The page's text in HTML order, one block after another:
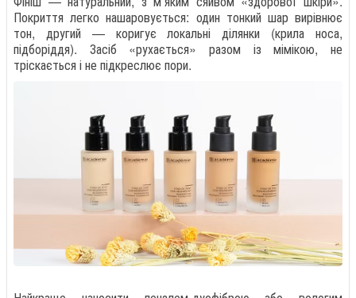
Покриття легко нашаровується: один тонкий шар вирівнює
тон, другий — коригує локальні ділянки (крила носа,
підборіддя). Засіб «рухається» разом із мімікою, не
тріскається і не підкреслює пори.